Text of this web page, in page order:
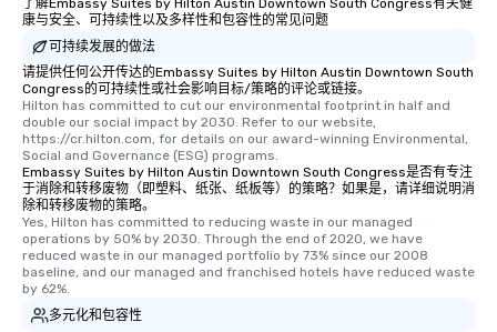
了解Embassy Suites by Hilton Austin Downtown South Congress有关健
康与安全、可持续性以及多样性和包容性的常见问题
可持续发展的做法
请提供任何公开传达的Embassy Suites by Hilton Austin Downtown South
Congress的可持续性或社会影响目标/策略的评论或链接。
Hilton has committed to cut our environmental footprint in half and
double our social impact by 2030. Refer to our website,
https://cr.hilton.com, for details on our award-winning Environmental,
Social and Governance (ESG) programs.
Embassy Suites by Hilton Austin Downtown South Congress是否有专注
于消除和转移废物（即塑料、纸张、纸板等）的策略？如果是，请详细说明消
除和转移废物的策略。
Yes, Hilton has committed to reducing waste in our managed
operations by 50% by 2030. Through the end of 2020, we have
reduced waste in our managed portfolio by 73% since our 2008
baseline, and our managed and franchised hotels have reduced waste
by 62%.
多元化和包容性